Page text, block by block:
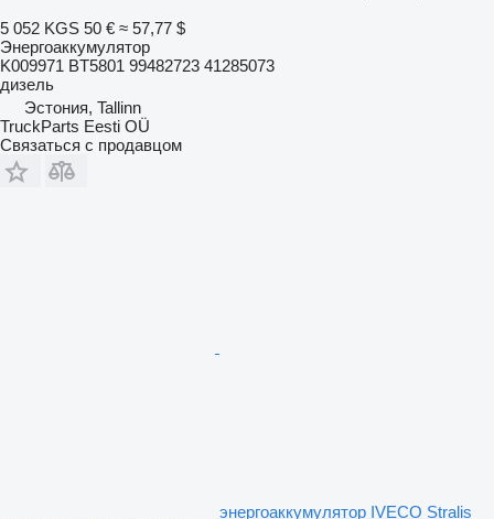
5 052 KGS 50 € ≈ 57,77 $
Энергоаккумулятор
K009971 BT5801 99482723 41285073
дизель
Эстония, Tallinn
TruckParts Eesti OÜ
Связаться с продавцом
энергоаккумулятор IVECO Stralis